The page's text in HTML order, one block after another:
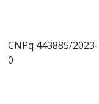
CNPq 443885/2023-
0